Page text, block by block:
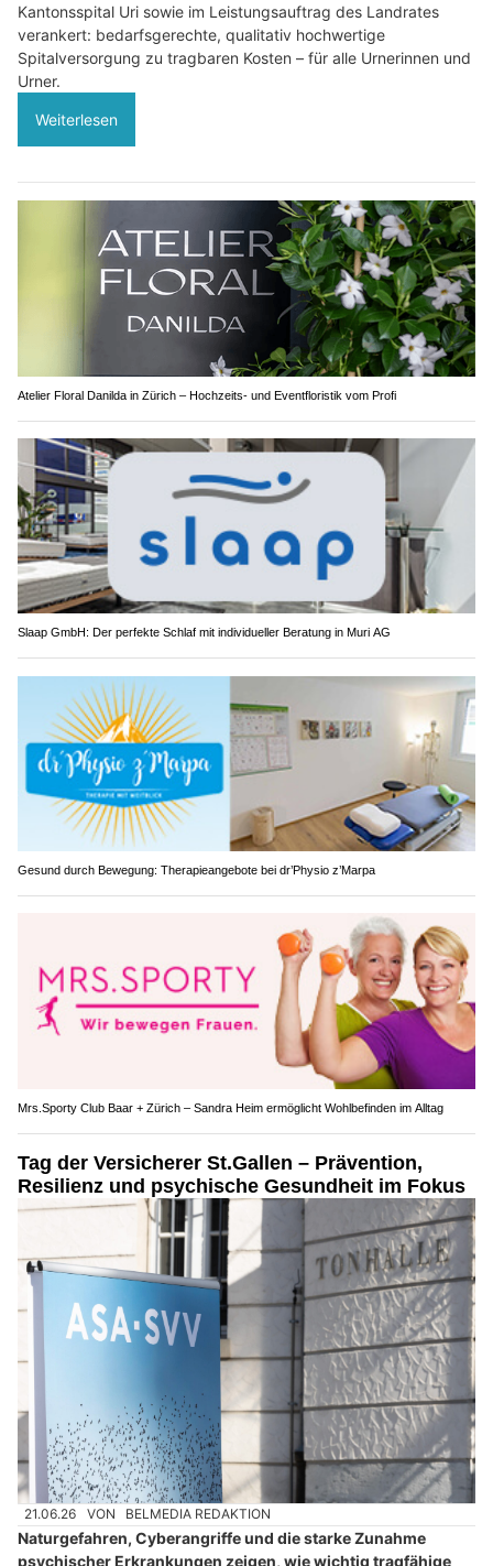
Kantonsspital Uri sowie im Leistungsauftrag des Landrates
verankert: bedarfsgerechte, qualitativ hochwertige
Spitalversorgung zu tragbaren Kosten – für alle Urnerinnen und
Urner.
Weiterlesen
Atelier Floral Danilda in Zürich – Hochzeits- und Eventfloristik vom Profi
Slaap GmbH: Der perfekte Schlaf mit individueller Beratung in Muri AG
Gesund durch Bewegung: Therapieangebote bei dr’Physio z’Marpa
Mrs.Sporty Club Baar + Zürich – Sandra Heim ermöglicht Wohlbefinden im Alltag
Tag der Versicherer St.Gallen – Prävention,
Resilienz und psychische Gesundheit im Fokus
21.06.26 VON BELMEDIA REDAKTION
Naturgefahren, Cyberangriffe und die starke Zunahme
psychischer Erkrankungen zeigen, wie wichtig tragfähige